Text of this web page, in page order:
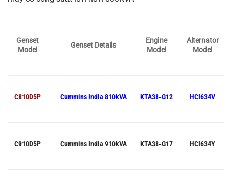
Genset
Model
Genset Details
Engine
Model
Alternator
Model
C810D5P Cummins India 810kVA KTA38-G12 HCI634V
C910D5P Cummins India 910kVA KTA38-G17 HCI634Y